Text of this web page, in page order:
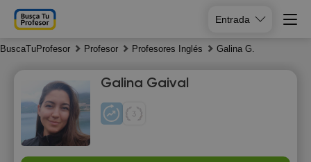
Entrada
BuscaTuProfesor Profesor Profesores Inglés Galina G.
Galina Gaival